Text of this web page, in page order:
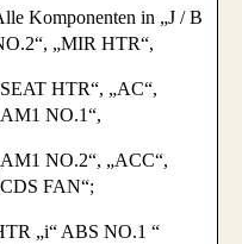
Komponenten in „J / B
„MIR HTR“,
HTR“, „AC“,
NO.1“,
NO.2“, „ACC“,
FAN“;
„i“ ABS NO.1 “